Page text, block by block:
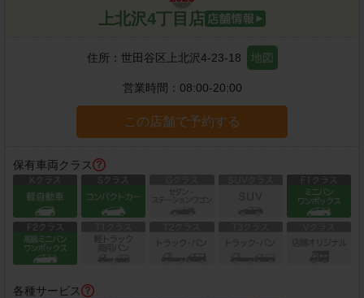
上北沢4丁目店
住所： 世田谷区上北沢4-23-18 地図
営業時間： 08:00-20:00
この店舗で予約する
保有車両クラス
各種サービス